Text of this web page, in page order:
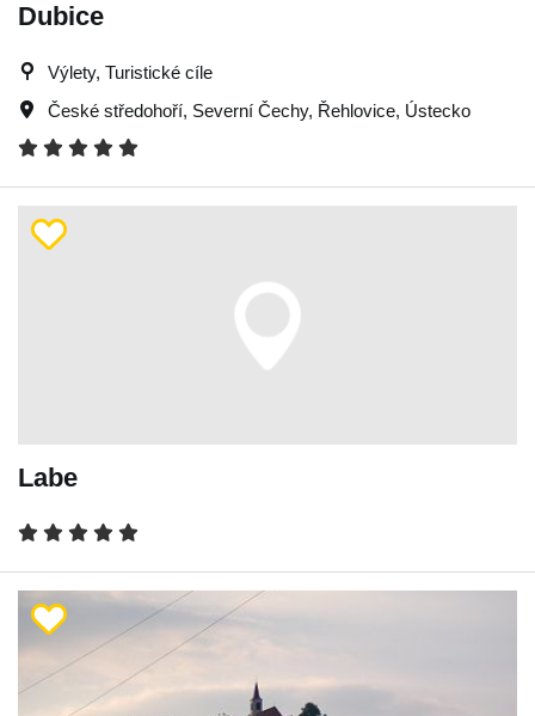
Dubice
Výlety, Turistické cíle
České středohoří, Severní Čechy, Řehlovice, Ústecko
Labe